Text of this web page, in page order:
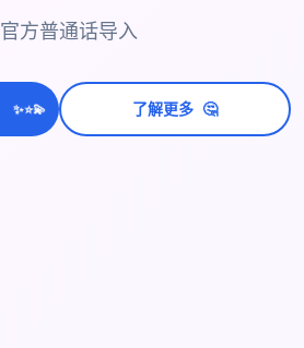
官方普通话导入
✨⭐💫 了解更多 🤔